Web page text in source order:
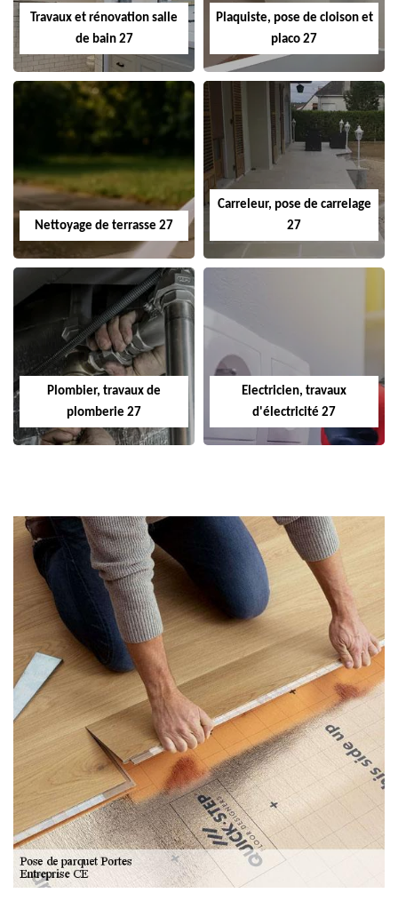
Travaux et rénovation salle
de bain 27
Plaquiste, pose de cloison et
placo 27
Nettoyage de terrasse 27
Carreleur, pose de carrelage
27
Plombier, travaux de
plomberie 27
Electricien, travaux
d'électricité 27